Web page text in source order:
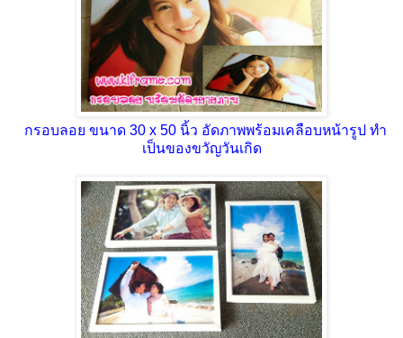
กรอบลอย ขนาด 30 x 50 นิ้ว อัดภาพพร้อมเคลือบหน้ารูป ทำ
เป็นของขวัญวันเกิด